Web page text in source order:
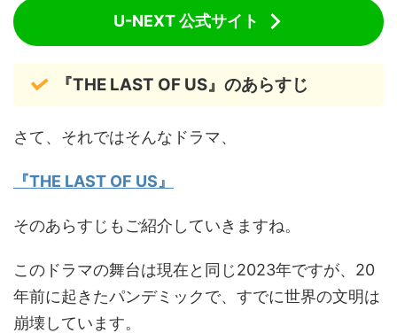
U-NEXT 公式サイト
『THE LAST OF US』のあらすじ
さて、それではそんなドラマ、
『THE LAST OF US』
そのあらすじもご紹介していきますね。
このドラマの舞台は現在と同じ2023年ですが、20
年前に起きたパンデミックで、すでに世界の文明は
崩壊しています。